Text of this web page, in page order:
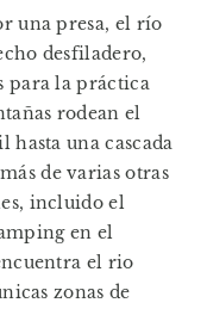
una presa, el río
desfiladero,
para la práctica
rodean el
una cascada
de varias otras
incluido el
en el
el rio
zonas de